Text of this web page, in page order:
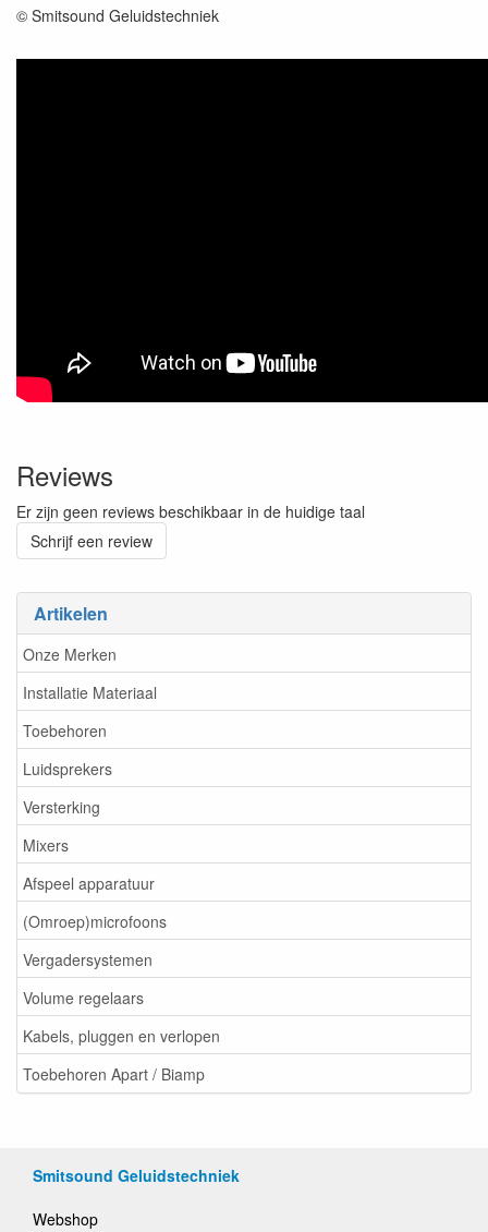
Artikelen
Onze Merken
Installatie Materiaal
Toebehoren
Luidsprekers
Versterking
Mixers
Afspeel apparatuur
(Omroep)microfoons
Vergadersystemen
Volume regelaars
Kabels, pluggen en verlopen
Toebehoren Apart / Biamp
© Smitsound Geluidstechniek
Reviews
Er zijn geen reviews beschikbaar in de huidige taal
Schrijf een review
Smitsound Geluidstechniek
Webshop